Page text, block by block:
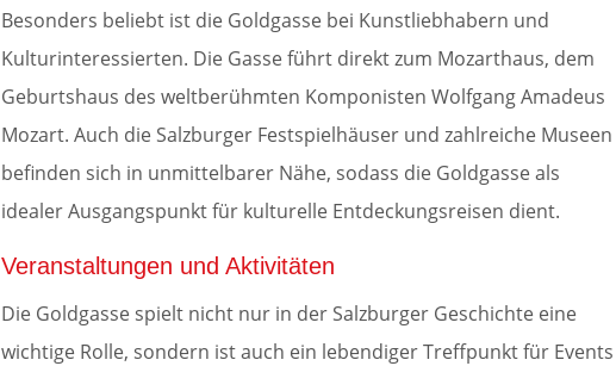
Besonders beliebt ist die Goldgasse bei Kunstliebhabern und
Kulturinteressierten. Die Gasse führt direkt zum Mozarthaus, dem
Geburtshaus des weltberühmten Komponisten Wolfgang Amadeus
Mozart. Auch die Salzburger Festspielhäuser und zahlreiche Museen
befinden sich in unmittelbarer Nähe, sodass die Goldgasse als
idealer Ausgangspunkt für kulturelle Entdeckungsreisen dient.
Veranstaltungen und Aktivitäten
Die Goldgasse spielt nicht nur in der Salzburger Geschichte eine
wichtige Rolle, sondern ist auch ein lebendiger Treffpunkt für Events